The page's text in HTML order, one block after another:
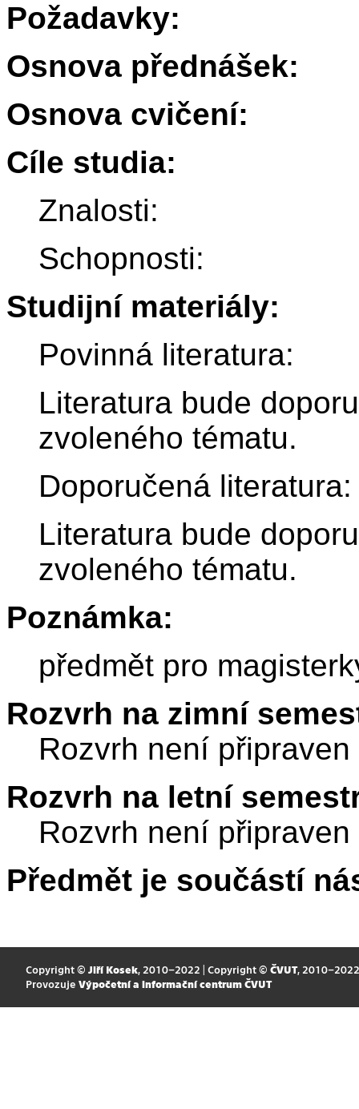
Požadavky:
Osnova přednášek:
Osnova cvičení:
Cíle studia:
Znalosti:
Schopnosti:
Studijní materiály:
Povinná literatura:
Literatura bude
zvoleného tématu.
Doporučená literatura:
Literatura bude
zvoleného tématu.
Poznámka:
předmět pro
Rozvrh na zimní
Rozvrh není připraven
Rozvrh na letní
Rozvrh není připraven
Předmět je součástí
Copyright © Jiří Kosek, 2010–2022 | Copyright © ČVUT, 2010–2022
Provozuje Výpočetní a informační centrum ČVUT